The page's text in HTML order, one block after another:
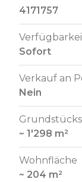
4171757
Sofort
Verkauf an
Nein
~ 1'298 m²
Wohnfläche
~ 204 m²